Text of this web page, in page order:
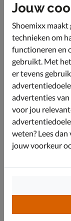
De band over
synthetisch
Het voetbed
perfecte
voeten.
EVA-
staat om zijn
Voorzien van
Specificaties
Jouw
Shoemixx
technieken om
functioneren en
gebruikt. Met
er tevens
advertenties van
voor jou
weten? Lees
jouw voorkeur